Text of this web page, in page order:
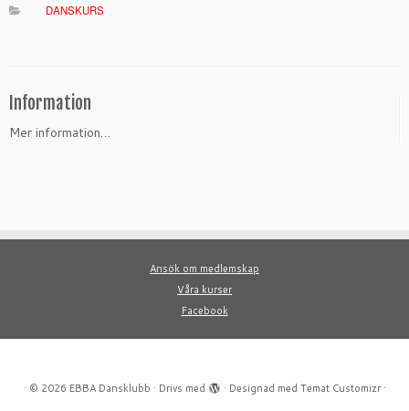
DANSKURS
Information
Mer information…
Ansök om medlemskap
Våra kurser
Facebook
· © 2026 EBBA Dansklubb · Drivs med · Designad med Temat Customizr·